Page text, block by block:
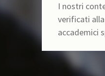
I nostri
verificati
accademici